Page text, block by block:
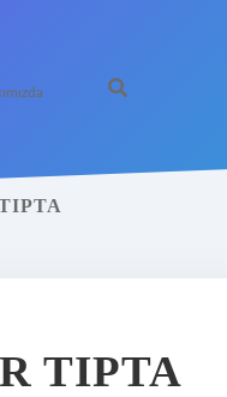
TIPTA